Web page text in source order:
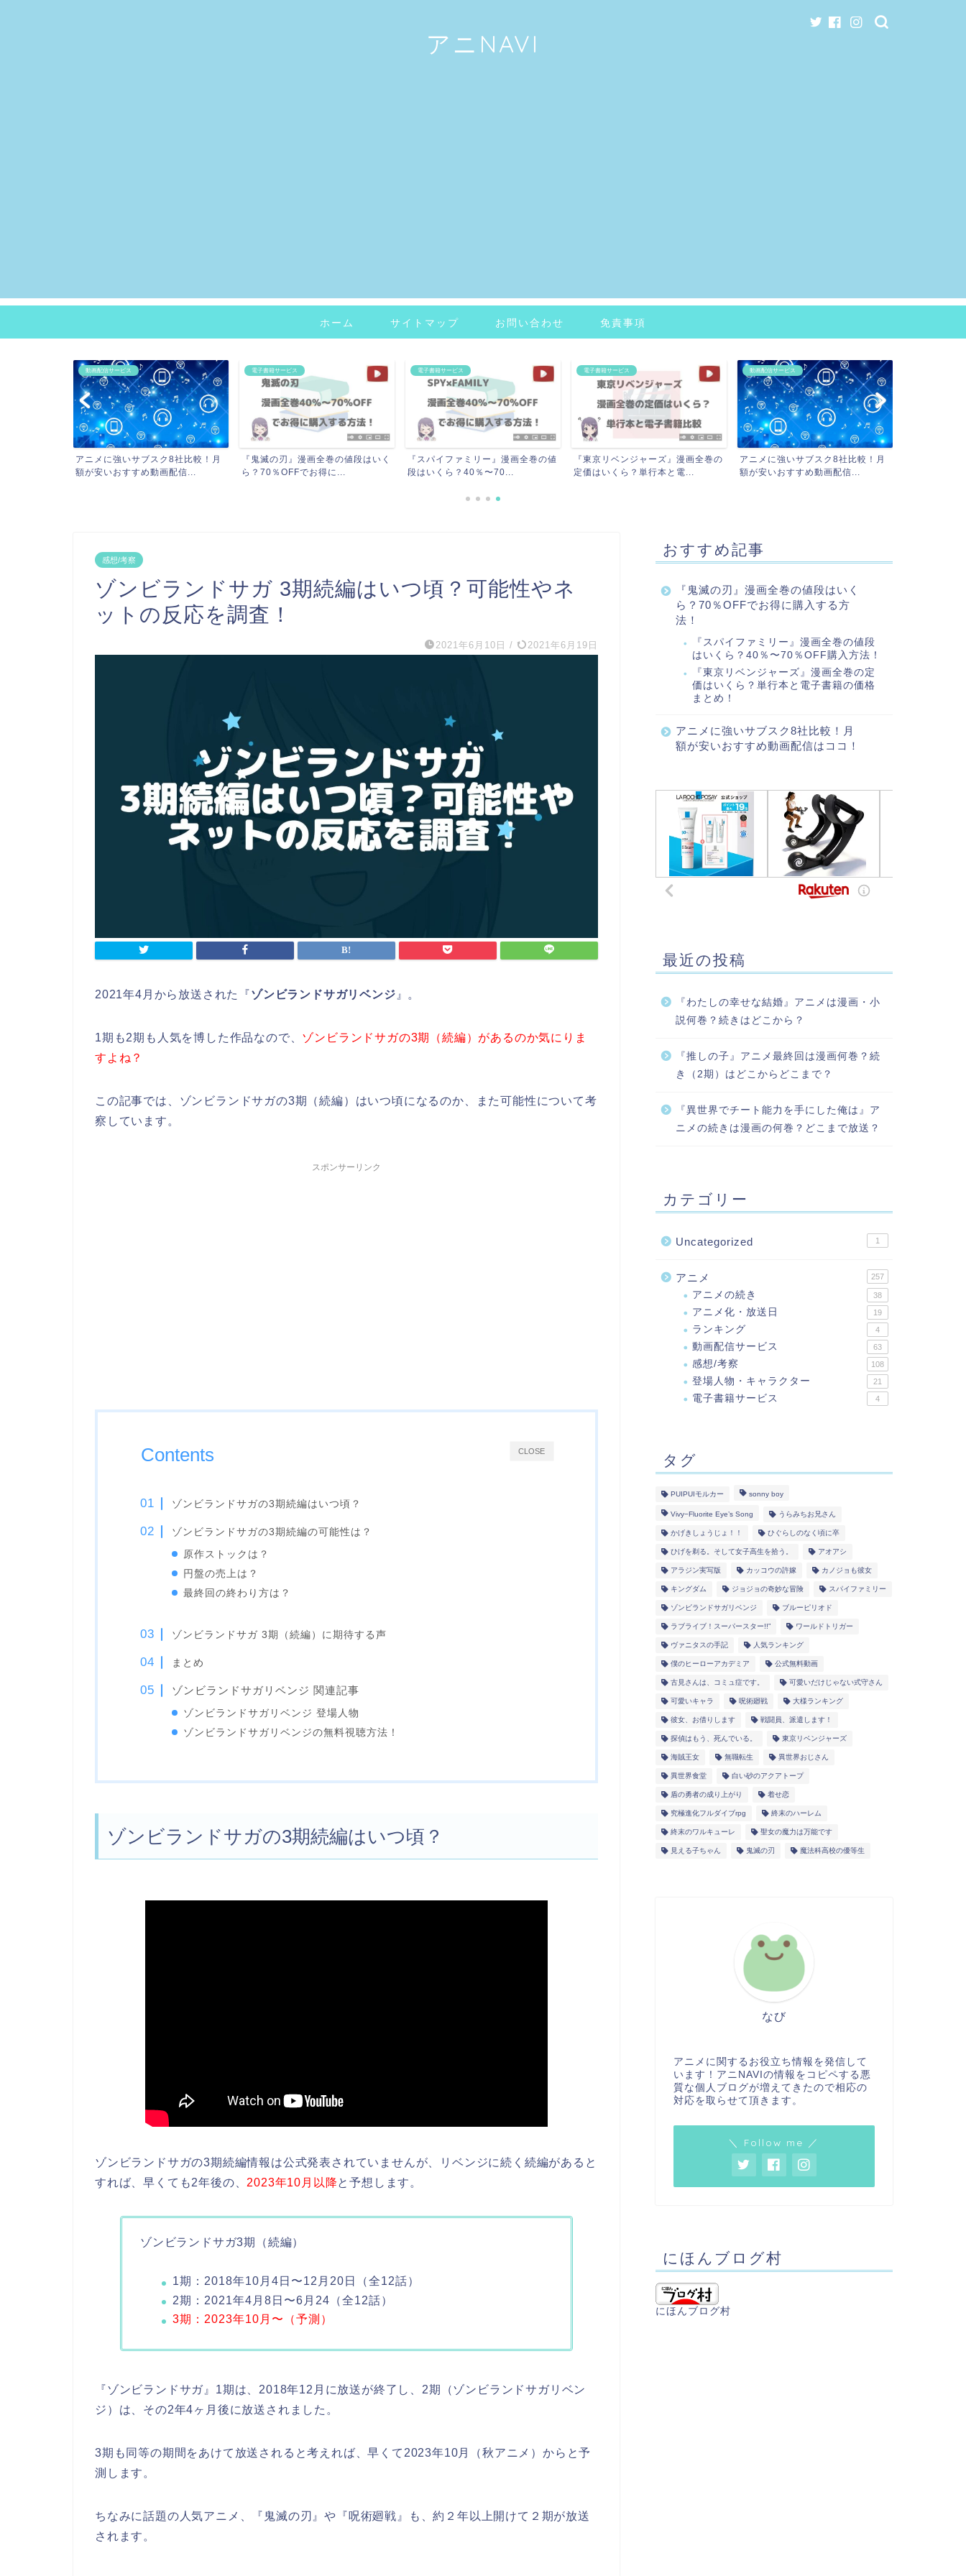
アニNAVI
ホーム サイトマップ お問い合わせ 免責事項
動画配信サービス
アニメに強いサブスク8社比較！月
額が安いおすすめ動画配信...
電子書籍サービス
『鬼滅の刃』漫画全巻の値段はいく
ら？70％OFFでお得に...
電子書籍サービス
『スパイファミリー』漫画全巻の値
段はいくら？40％〜70...
電子書籍サービス
『東京リベンジャーズ』漫画全巻の
定価はいくら？単行本と電...
動画配信サービス
アニメに強いサブスク8社比較！月
額が安いおすすめ動画配信...
感想/考察
ゾンビランドサガ 3期続編はいつ頃？可能性やネ
ットの反応を調査！
2021年6月10日 / 2021年6月19日
2021年4月から放送された『ゾンビランドサガリベンジ 』。
1期も2期も人気を博した作品なので、 ゾンビランドサガの3期（続編）があるのか気にりま
すよね？
この記事では、ゾンビランドサガの3期（続編）はいつ頃になるのか、また可能性について考
察しています。
スポンサーリンク
CLOSE
Contents
ゾンビランドサガの3期続編はいつ頃？
ゾンビランドサガの3期続編の可能性は？
原作ストックは？
円盤の売上は？
最終回の終わり方は？
ゾンビランドサガ 3期（続編）に期待する声
まとめ
ゾンビランドサガリベンジ 関連記事
ゾンビランドサガリベンジ 登場人物
ゾンビランドサガリベンジの無料視聴方法！
ゾンビランドサガの3期続編はいつ頃？
ゾンビランドサガの3期続編情報は公式発表されていませんが、リベンジに続く続編があると
すれば、早くても2年後の、 2023年10月以降と予想します。
ゾンビランドサガ3期（続編）
1期： 2018年10 月 4 日〜12 月 20 日（全12話）
2期： 2021年4 月 8 日〜6月24（全12話）
3期： 2023年10月 〜（予測）
『ゾンビランドサガ』1期は、2018年12月に放送が終了し、2期（ゾンビランドサガリベン
ジ）は、その2年4ヶ月後に放送されました。
3期も同等の期間をあけて放送されると考えれば、早くて2023年10月（秋アニメ）からと予
測します。
ちなみに話題の人気アニメ、『鬼滅の刃』や『呪術廻戦』も、約２年以上開けて２期が放送
されます。
おすすめ記事
『鬼滅の刃』漫画全巻の値段はいく
ら？70％OFFでお得に購入する方
法！
『スパイファミリー』漫画全巻の値段
はいくら？40％〜70％OFF購入方法！
『東京リベンジャーズ』漫画全巻の定
価はいくら？単行本と電子書籍の価格
まとめ！
アニメに強いサブスク8社比較！月
額が安いおすすめ動画配信はココ！
最近の投稿
『わたしの幸せな結婚』アニメは漫画・小
説何巻？続きはどこから？
『推しの子』アニメ最終回は漫画何巻？続
き（2期）はどこからどこまで？
『異世界でチート能力を手にした俺は』ア
ニメの続きは漫画の何巻？どこまで放送？
カテゴリー
Uncategorized 1
アニメ 257
アニメの続き 38
アニメ化・放送日 19
ランキング 4
動画配信サービス 63
感想/考察 108
登場人物・キャラクター 21
電子書籍サービス 4
タグ
PUIPUIモルカー sonny boy
Vivy−Fluorite Eye’s Song うらみちお兄さん
かげきしょうじょ！！ ひぐらしのなく頃に卒
ひげを剃る。そして女子高生を拾う。 アオアシ
アラジン実写版 カッコウの許嫁 カノジョも彼女
キングダム ジョジョの奇妙な冒険 スパイファミリー
ゾンビランドサガリベンジ ブルーピリオド
ラブライブ！スーパースター!!” ワールドトリガー
ヴァニタスの手記 人気ランキング
僕のヒーローアカデミア 公式無料動画
古見さんは、コミュ症です。 可愛いだけじゃない式守さん
可愛いキャラ 呪術廻戦 大様ランキング
彼女、お借りします 戦闘員、派遣します！
探偵はもう、死んでいる。 東京リベンジャーズ
海賊王女 無職転生 異世界おじさん
異世界食堂 白い砂のアクアトープ
盾の勇者の成り上がり 着せ恋
究極進化フルダイブrpg 終末のハーレム
終末のワルキューレ 聖女の魔力は万能です
見える子ちゃん 鬼滅の刃 魔法科高校の優等生
なび
アニメに関するお役立ち情報を発信して
います！アニNAVIの情報をコピペする悪
質な個人ブログが増えてきたので相応の
対応を取らせて頂きます。
＼ Follow me ／
にほんブログ村
にほんブログ村